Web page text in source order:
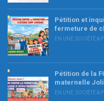
Pétition et
fermeture de
EN UNE SOCIÉTÉ &
Pétition de la
maternelle
EN UNE SOCIÉTÉ &